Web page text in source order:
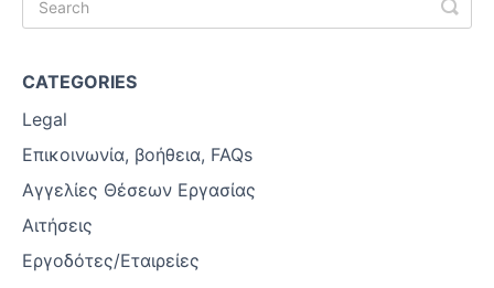
CATEGORIES
Legal
Επικοινωνία, βοήθεια, FAQs
Αγγελίες Θέσεων Εργασίας
Αιτήσεις
Εργοδότες/Εταιρείες